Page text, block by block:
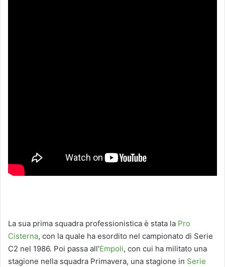
La sua prima squadra professionistica è stata la Pro
Cisterna, con la quale ha esordito nel campionato di Serie
C2 nel 1986. Poi passa all’Empoli, con cui ha militato una
stagione nella squadra Primavera, una stagione in Serie